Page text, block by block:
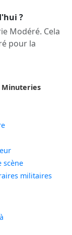
?
Modéré. Cela
pour la
Minuteries
scène
militaires